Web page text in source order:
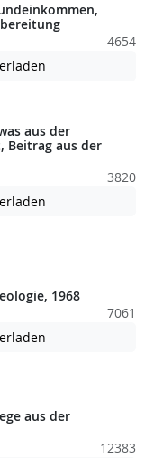
4654
aus der
Beitrag aus der
3820
1968
7061
aus der
12383